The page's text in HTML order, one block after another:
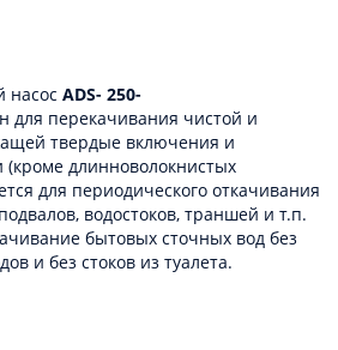
насос ADS- 250-
для перекачивания чистой и
твердые включения и
(кроме длинноволокнистых
для периодического откачивания
водостоков, траншей и т.п.
бытовых сточных вод без
и без стоков из туалета.